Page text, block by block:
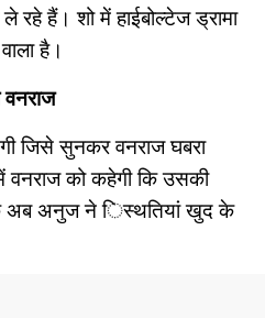
हैं। शो में हाईबोल्टेज ड्रामा
है।
जिसे सुनकर वनराज घबरा
को कहेगी कि उसकी
अब अनुज ने िस्थतियां खुद के